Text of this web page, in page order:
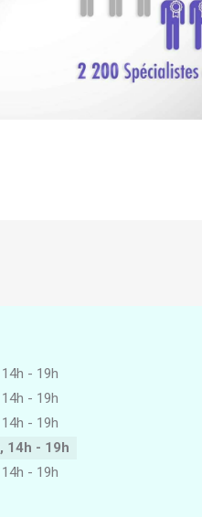
14h - 19h
14h - 19h
14h - 19h
, 14h - 19h
14h - 19h